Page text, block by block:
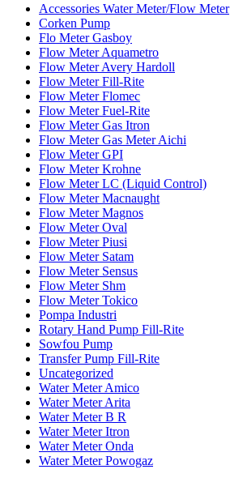
Accessories Water Meter/Flow Meter
Corken Pump
Flo Meter Gasboy
Flow Meter Aquametro
Flow Meter Avery Hardoll
Flow Meter Fill-Rite
Flow Meter Flomec
Flow Meter Fuel-Rite
Flow Meter Gas Itron
Flow Meter Gas Meter Aichi
Flow Meter GPI
Flow Meter Krohne
Flow Meter LC (Liquid Control)
Flow Meter Macnaught
Flow Meter Magnos
Flow Meter Oval
Flow Meter Piusi
Flow Meter Satam
Flow Meter Sensus
Flow Meter Shm
Flow Meter Tokico
Pompa Industri
Rotary Hand Pump Fill-Rite
Sowfou Pump
Transfer Pump Fill-Rite
Uncategorized
Water Meter Amico
Water Meter Arita
Water Meter B R
Water Meter Itron
Water Meter Onda
Water Meter Powogaz